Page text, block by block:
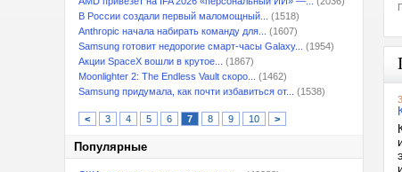
В России создали первый маломощный...
(1518)
Anthropic начала набирать команду для...
(1607)
Samsung готовит недорогие смарт-часы Galaxy...
(1954)
Акции SpaceX вошли в крутое...
(1867)
Moonlighter 2: The Endless Vault скоро...
(1462)
Samsung придумала, как почти избавиться от...
(1538)
< 3 4 5 6 7 8 9 10 >
Популярные